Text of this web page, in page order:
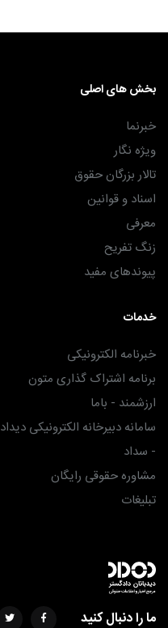
بخش های اصلی
خبرنما
ویژه نگار
تالار بزرگان حقوق
اسناد و قوانین
معرفی
زنگ تفریح
پیوندهای مفید
خدمات
خبرنامه الکترونیکی
برنامه اشتراک گذاری متون
ارزشمند - باما
سامانه دبیرخانه الکترونیکی دیداد
- سداد
مشاوره حقوقی رایگان
تبلیغات
ما را دنبال کنید